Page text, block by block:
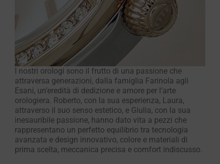
I nostri orologi sono il frutto di una passione che
attraversa generazioni, dalla famiglia Farinola agli
Esani, un’eredità di dedizione e amore per l’arte
orologiera. Roberto, con la sua esperienza, Laura,
attraverso il suo senso estetico, e Giulia, con la sua
inesauribile passione, hanno dato vita a pezzi che
rappresentano un perfetto equilibrio tra tecnologia
avanzata e design innovativo, colore e materiali di
prima scelta, meccanica precisa e comfort indiscusso.